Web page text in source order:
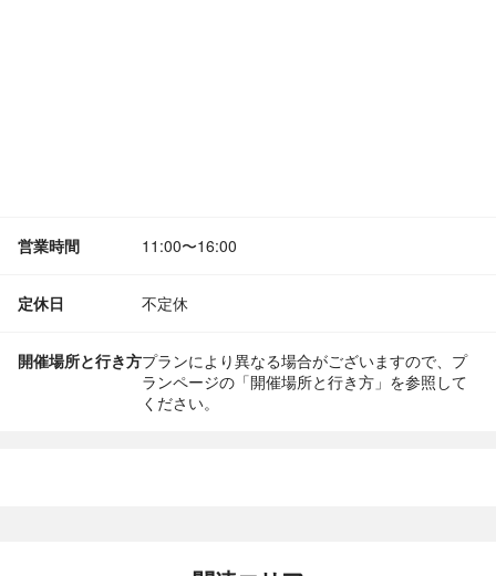
営業時間 11:00〜16:00
定休日 不定休
開催場所と行き方プランにより異なる場合がございますので、プ
ランページの「開催場所と行き方」を参照して
ください。